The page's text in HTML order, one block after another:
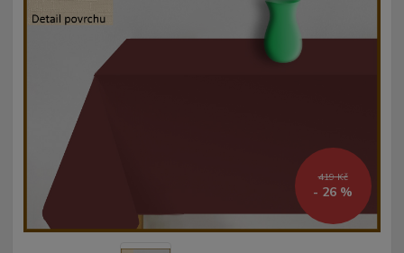
419 Kč
- 26 %